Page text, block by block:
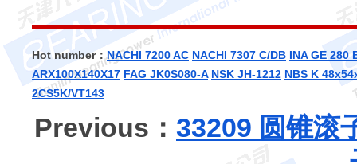
Hot number：NACHI 7200 AC NACHI 7307 C/DB INA GE 280
ARX100X140X17 FAG JK0S080-A NSK JH-1212 NBS K
2CS5K/VT143
Previous： 33209 圆锥滚